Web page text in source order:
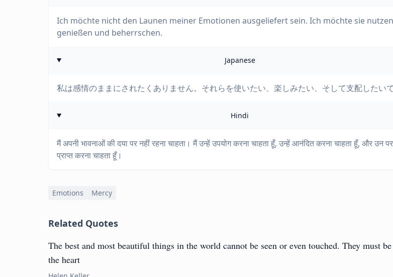
Ich möchte nicht den Launen meiner Emotionen ausgeliefert sein. Ich möchte sie
genießen und beherrschen.
Japanese
私は感情のままにされたくありません。それらを使いたい、楽しみたい、そして支配したいで
Hindi
मैं अपनी भावनाओं की दया पर नहीं रहना चाहता। मैं उन्हें उपयोग करना चाहता हूँ, उन्हें आनंदित करना चाहता हूँ, और उन
प्राप्त करना चाहता हूँ।
Emotions Mercy
Related Quotes
The best and most beautiful things in the world cannot be seen or even touched. They must
the heart